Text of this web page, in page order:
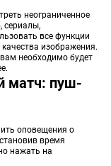
неограниченное
сериалы,
все функции
качества изображения.
необходимо будет
матч: пуш-
оповещения о
время
нажать на